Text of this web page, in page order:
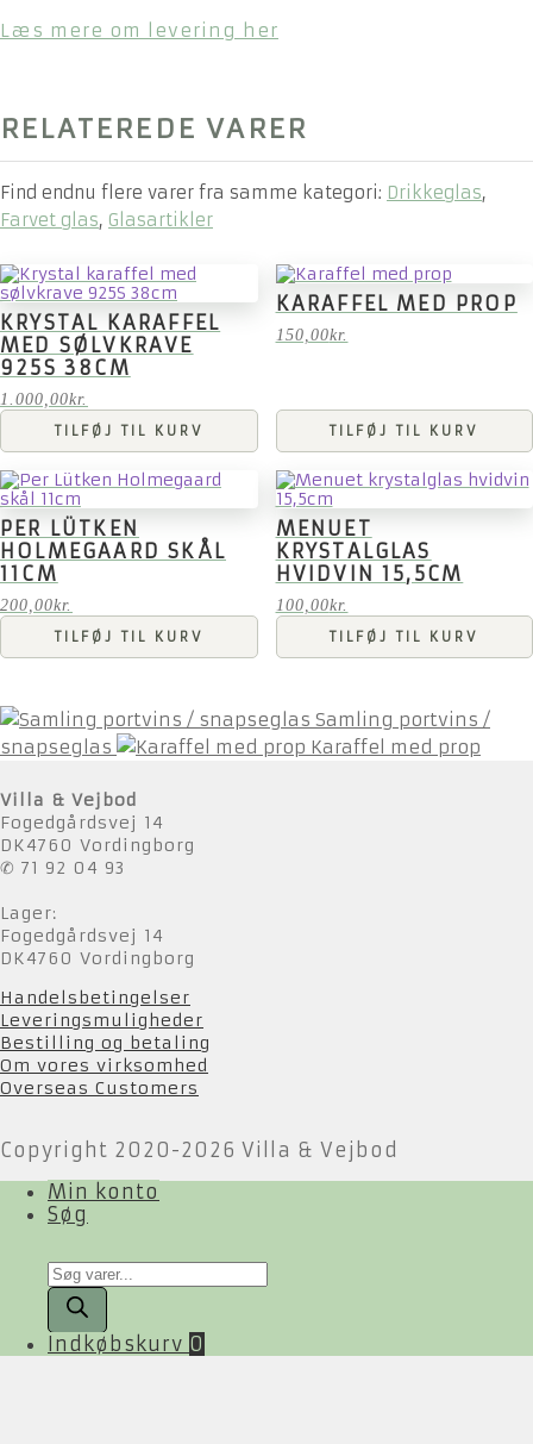
Læs mere om levering her
RELATEREDE VARER
Find endnu flere varer fra samme kategori: Drikkeglas,
Farvet glas, Glasartikler
KRYSTAL KARAFFEL
MED SØLVKRAVE
925S 38CM
1.000,00kr.
TILFØJ TIL KURV
KARAFFEL MED PROP
150,00kr.
TILFØJ TIL KURV
PER LÜTKEN
HOLMEGAARD SKÅL
11CM
200,00kr.
TILFØJ TIL KURV
MENUET
KRYSTALGLAS
HVIDVIN 15,5CM
100,00kr.
TILFØJ TIL KURV
Samling portvins /
snapseglas
Karaffel med prop
Villa & Vejbod
Fogedgårdsvej 14
DK4760 Vordingborg
✆ 71 92 04 93
Lager:
Fogedgårdsvej 14
DK4760 Vordingborg
Handelsbetingelser
Leveringsmuligheder
Bestilling og betaling
Om vores virksomhed
Overseas Customers
Copyright 2020-2026 Villa & Vejbod
Min konto
Søg
Products
search
Indkøbskurv 0